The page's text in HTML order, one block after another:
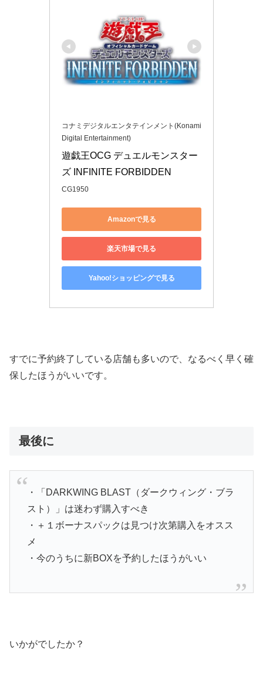
コナミデジタルエンタテインメント(Konami
Digital Entertainment)
遊戯王OCG デュエルモンスター
ズ INFINITE FORBIDDEN
CG1950
Amazonで見る
楽天市場で見る
Yahoo!ショッピングで見る
すでに予約終了している店舗も多いので、なるべく早く確
保したほうがいいです。
最後に
・「DARKWING BLAST（ダークウィング・ブラ
スト）」は迷わず購入すべき
・＋１ボーナスパックは見つけ次第購入をオスス
メ
・今のうちに新BOXを予約したほうがいい
いかがでしたか？